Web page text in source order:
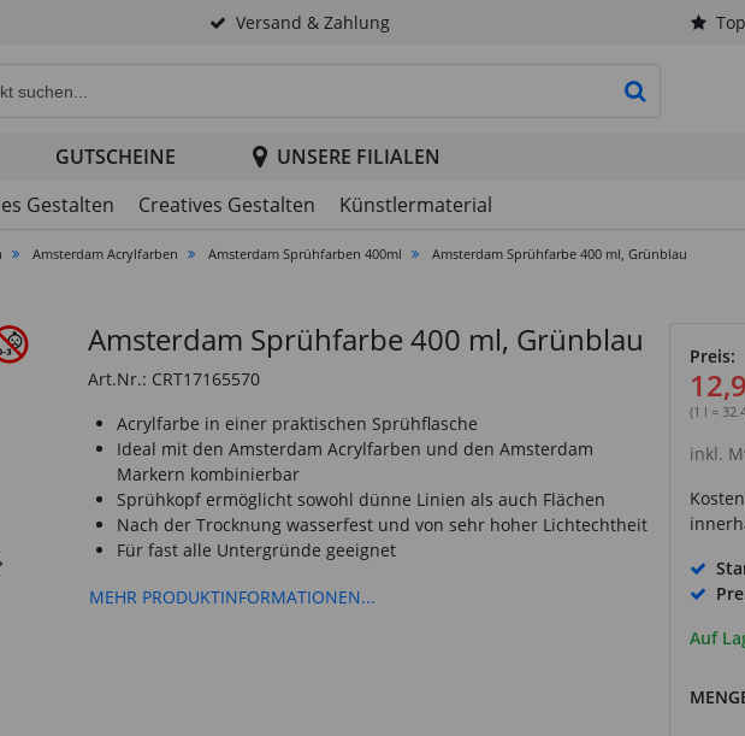
Versand & Zahlung
GUTSCHEINE
UNSERE FILIALEN
Gestalten Creatives Gestalten Künstlermaterial
Amsterdam Acrylfarben Amsterdam Sprühfarben 400ml Amsterdam Sprühfarbe 400 ml, Grünblau
Amsterdam Sprühfarbe 400 ml, Grünblau
Art.Nr.: CRT17165570
Acrylfarbe in einer praktischen Sprühflasche
Ideal mit den Amsterdam Acrylfarben und den Amsterdam
Markern kombinierbar
Sprühkopf ermöglicht sowohl dünne Linien als auch Flächen
Nach der Trocknung wasserfest und von sehr hoher Lichtechtheit
Für fast alle Untergründe geeignet
MEHR PRODUKTINFORMATIONEN...
Preis:
(1 l =
inkl.
Auf